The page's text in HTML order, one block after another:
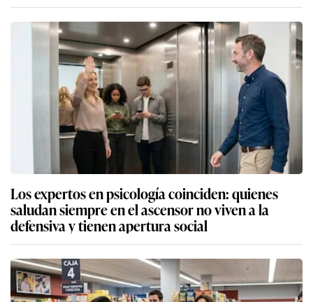
Los expertos en psicología coinciden: quienes
saludan siempre en el ascensor no viven a la
defensiva y tienen apertura social